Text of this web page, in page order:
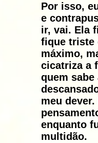
Por isso,
e
ir, vai. Ela
fique triste
máximo,
cicatriza a
quem sabe
meu
enquanto
multidão.